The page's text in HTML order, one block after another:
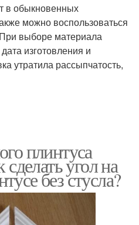
в обыкновенных
можно воспользоваться
выборе материала
изготовления и
утратила рассыпчатость,
плинтуса
сделать угол на
без стусла?